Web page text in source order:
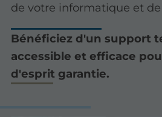
de votre informatique et
Bénéficiez d'un support
accessible et efficace
d'esprit garantie.